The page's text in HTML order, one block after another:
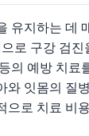
유지하는 데
로 구강 검진
의 예방 치료
와 잇몸의 질
으로 치료 비